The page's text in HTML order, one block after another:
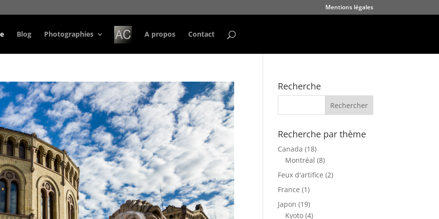
Mentions légales
Blog Photographies A propos Contact
Recherche
Recherche par thème
Canada (18)
Montréal (8)
Feux d'artifice (2)
France (1)
Japon (19)
Kyoto (4)